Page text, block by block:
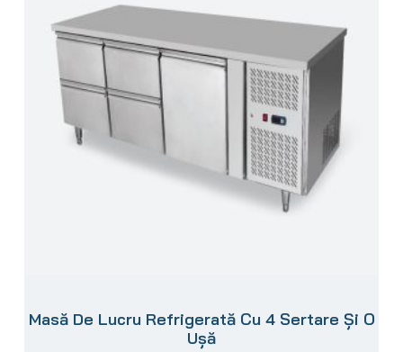
Masă De Lucru Refrigerată Cu 4 Sertare Și O
Ușă